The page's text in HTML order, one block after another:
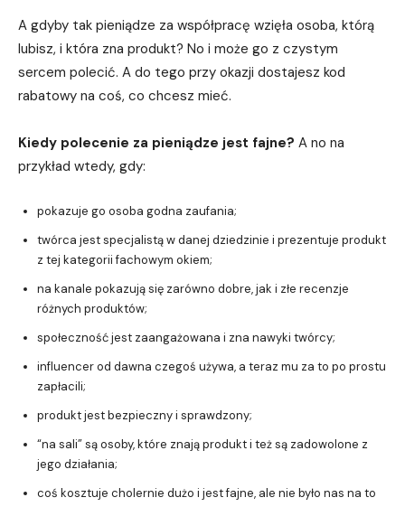
A gdyby tak pieniądze za współpracę wzięła osoba, którą
lubisz, i która zna produkt? No i może go z czystym
sercem polecić. A do tego przy okazji dostajesz kod
rabatowy na coś, co chcesz mieć.
Kiedy polecenie za pieniądze jest fajne? A no na
przykład wtedy, gdy:
pokazuje go osoba godna zaufania;
twórca jest specjalistą w danej dziedzinie i prezentuje produkt
z tej kategorii fachowym okiem;
na kanale pokazują się zarówno dobre, jak i złe recenzje
różnych produktów;
społeczność jest zaangażowana i zna nawyki twórcy;
influencer od dawna czegoś używa, a teraz mu za to po prostu
zapłacili;
produkt jest bezpieczny i sprawdzony;
“na sali” są osoby, które znają produkt i też są zadowolone z
jego działania;
coś kosztuje cholernie dużo i jest fajne, ale nie było nas na to